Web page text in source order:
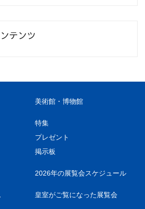
テンツ
美術館・博物館
特集
プレゼント
掲示板
2026年の展覧会スケジュール
皇室がご覧になった展覧会